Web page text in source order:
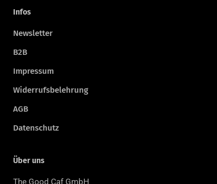
Infos
Newsletter
B2B
Impressum
Widerrufsbelehrung
AGB
Datenschutz
Über uns
The Good Caf GmbH